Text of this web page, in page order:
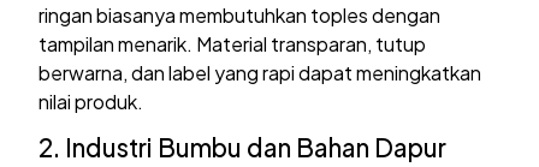
ringan biasanya membutuhkan toples dengan
tampilan menarik. Material transparan, tutup
berwarna, dan label yang rapi dapat meningkatkan
nilai produk.
2. Industri Bumbu dan Bahan Dapur